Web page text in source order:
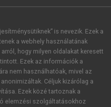
is nevezik. Ezek a
a webhely használatának
hogy milyen oldalakat keresett
Ezek az információk a
nem használhatóak, mivel az
Céljuk kizárólag a
Ezek közé tartoznak a
elemzési szolgáltatásokhoz